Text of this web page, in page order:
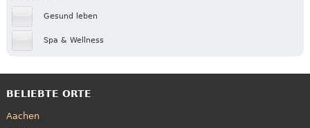
Gesund leben
Spa & Wellness
BELIEBTE ORTE
Aachen